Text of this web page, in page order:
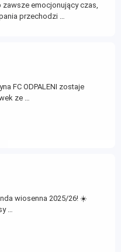
emocjonujący czas,
przechodzi …
FC ODPALENI zostaje
ze …
wiosenna 2025/26! ☀️
…